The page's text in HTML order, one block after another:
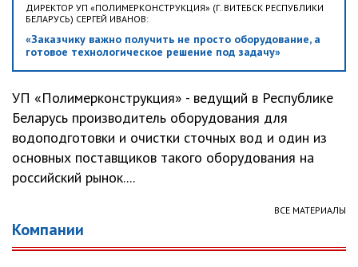
ДИРЕКТОР УП «ПОЛИМЕРКОНСТРУКЦИЯ» (Г. ВИТЕБСК РЕСПУБЛИКИ
БЕЛАРУСЬ) СЕРГЕЙ ИВАНОВ:
«Заказчику важно получить не просто оборудование, а
готовое технологическое решение под задачу»
УП «Полимерконструкция» - ведущий в Республике
Беларусь производитель оборудования для
водоподготовки и очистки сточных вод и один из
основных поставщиков такого оборудования на
российский рынок....
ВСЕ МАТЕРИАЛЫ
Компании